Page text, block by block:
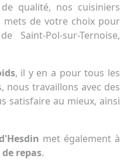
qualité, nos cuisiniers
mets de votre choix pour
Saint-Pol-sur-Ternoise,
, il y en a pour tous les
nous travaillons avec des
satisfaire au mieux, ainsi
met également à
repas.